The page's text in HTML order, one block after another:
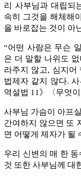
리 사부님과 대립되
속히 그것을 해체해
을 바로잡는 것이 아
“어떤 사람은 무슨
은 더 말할 나위도
라주지 않고, 심지어
법제자 같지 않다.
역설법 11》〈무엇
사부님 가슴이 아프
간여하지 않으면 또
면 어떻게 제자가 될
우리 신변의 매 한
것 또한 사부님께 대